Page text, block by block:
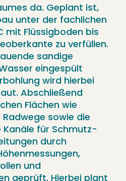
da. Geplant ist,
unter der fachlichen
mit Flüssigboden bis
zu verfüllen.
sandige
eingespült
wird hierbei
Abschließend
Flächen wie
sowie die
für Schmutz-
durch
und
geprüft. Hierbei plant